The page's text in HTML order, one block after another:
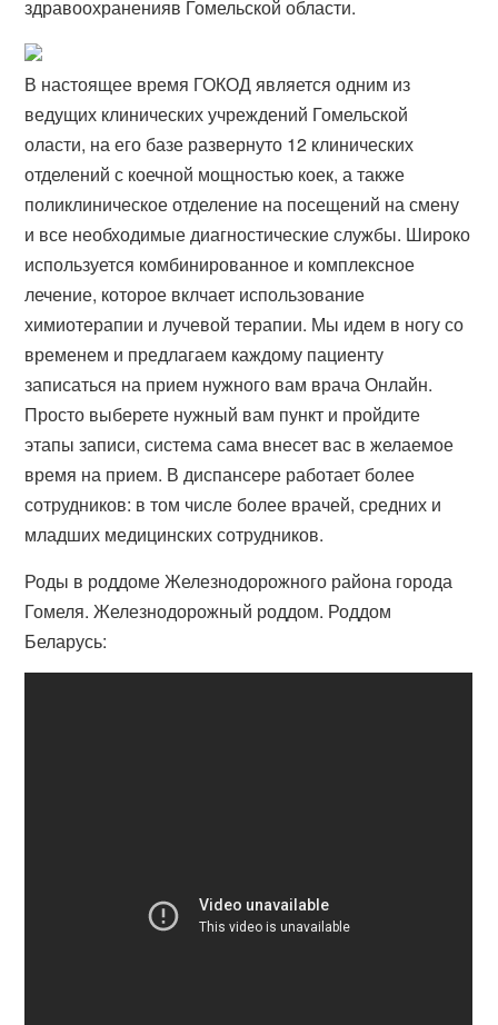
здравоохраненияв Гомельской области.
В настоящее время ГОКОД является одним из
ведущих клинических учреждений Гомельской
оласти, на его базе развернуто 12 клинических
отделений с коечной мощностью коек, а также
поликлиническое отделение на посещений на смену
и все необходимые диагностические службы. Широко
используется комбинированное и комплексное
лечение, которое вклчает использование
химиотерапии и лучевой терапии. Мы идем в ногу со
временем и предлагаем каждому пациенту
записаться на прием нужного вам врача Онлайн.
Просто выберете нужный вам пункт и пройдите
этапы записи, система сама внесет вас в желаемое
время на прием. В диспансере работает более
сотрудников: в том числе более врачей, средних и
младших медицинских сотрудников.
Роды в роддоме Железнодорожного района города
Гомеля. Железнодорожный роддом. Роддом
Беларусь: